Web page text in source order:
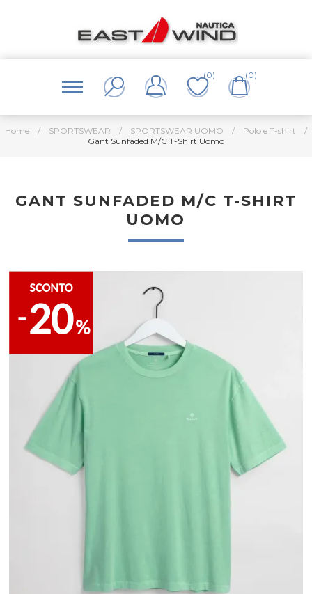
(0) (0)
Home / SPORTSWEAR / SPORTSWEAR UOMO / Polo e T-shirt
/
Gant Sunfaded M/C T-Shirt Uomo
GANT SUNFADED M/C T-SHIRT
UOMO